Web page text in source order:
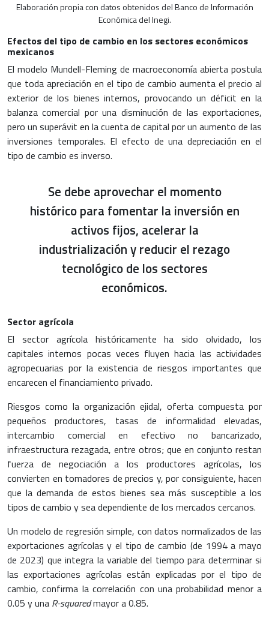
Elaboración propia con datos obtenidos del Banco de Información
Económica del Inegi.
Efectos del tipo de cambio en los sectores económicos
mexicanos
El modelo Mundell-Fleming de macroeconomía abierta postula
que toda apreciación en el tipo de cambio aumenta el precio al
exterior de los bienes internos, provocando un déficit en la
balanza comercial por una disminución de las exportaciones,
pero un superávit en la cuenta de capital por un aumento de las
inversiones temporales. El efecto de una depreciación en el
tipo de cambio es inverso.
Se debe aprovechar el momento
histórico para fomentar la inversión en
activos fijos, acelerar la
industrialización y reducir el rezago
tecnológico de los sectores
económicos.
Sector agrícola
El sector agrícola históricamente ha sido olvidado, los
capitales internos pocas veces fluyen hacia las actividades
agropecuarias por la existencia de riesgos importantes que
encarecen el financiamiento privado.
Riesgos como la organización ejidal, oferta compuesta por
pequeños productores, tasas de informalidad elevadas,
intercambio comercial en efectivo no bancarizado,
infraestructura rezagada, entre otros; que en conjunto restan
fuerza de negociación a los productores agrícolas, los
convierten en tomadores de precios y, por consiguiente, hacen
que la demanda de estos bienes sea más susceptible a los
tipos de cambio y sea dependiente de los mercados cercanos.
Un modelo de regresión simple, con datos normalizados de las
exportaciones agrícolas y el tipo de cambio (de 1994 a mayo
de 2023) que integra la variable del tiempo para determinar si
las exportaciones agrícolas están explicadas por el tipo de
cambio, confirma la correlación con una probabilidad menor a
0.05 y una R-squaredmayor a 0.85.